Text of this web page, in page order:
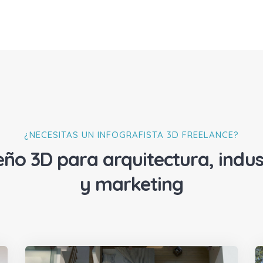
¿NECESITAS UN INFOGRAFISTA 3D FREELANCE?
3D para arquitectura,
y marketing